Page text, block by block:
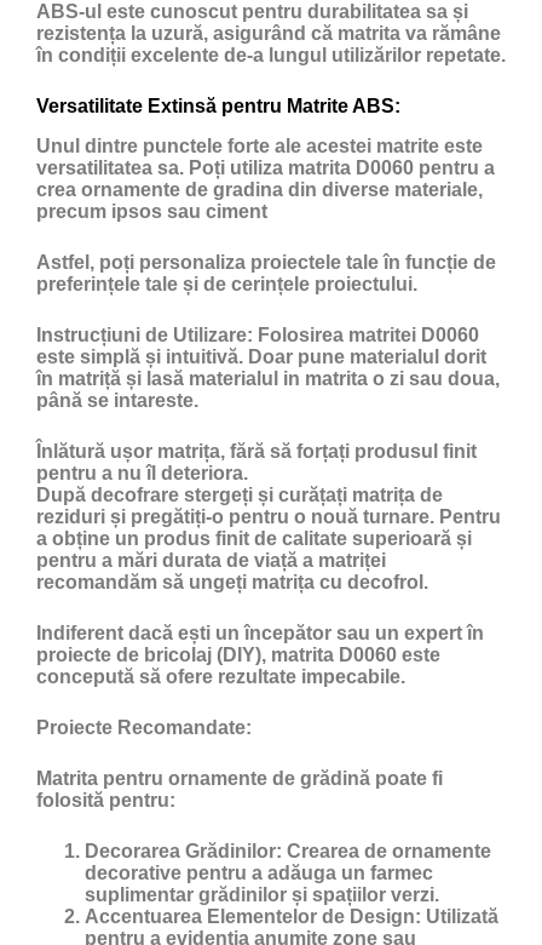
ABS-ul este cunoscut pentru durabilitatea sa și
rezistența la uzură, asigurând că matrita va rămâne
în condiții excelente de-a lungul utilizărilor repetate.
Versatilitate Extinsă pentru Matrite ABS:
Unul dintre punctele forte ale acestei matrite este
versatilitatea sa. Poți utiliza matrita D0060 pentru a
crea ornamente de gradina din diverse materiale,
precum ipsos sau ciment
Astfel, poți personaliza proiectele tale în funcție de
preferințele tale și de cerințele proiectului.
Instrucțiuni de Utilizare: Folosirea matritei D0060
este simplă și intuitivă. Doar pune materialul dorit
în matriță și lasă materialul in matrita o zi sau doua,
până se intareste.
Înlătură ușor matrița, fără să forțați produsul finit
pentru a nu îl deteriora.
După decofrare stergeți și curățați matrița de
reziduri și pregătiți-o pentru o nouă turnare. Pentru
a obține un produs finit de calitate superioară și
pentru a mări durata de viață a matriței
recomandăm să ungeți matrița cu decofrol .
Indiferent dacă ești un începător sau un expert în
proiecte de bricolaj (DIY), matrita D0060 este
concepută să ofere rezultate impecabile.
Proiecte Recomandate:
Matrita pentru ornamente de grădină poate fi
folosită pentru:
Decorarea Grădinilor: Crearea de ornamente
decorative pentru a adăuga un farmec
suplimentar grădinilor și spațiilor verzi.
Accentuarea Elementelor de Design: Utilizată
pentru a evidenția anumite zone sau